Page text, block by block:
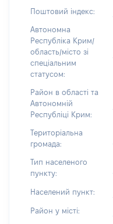
Поштовий індекс:
Автономна
Республіка Крим/
область/місто зі
спеціальним
статусом:
Район в області та
Автономній
Республіці Крим:
Територіальна
громада:
Тип населеного
пункту:
Населений пункт:
Район у місті: